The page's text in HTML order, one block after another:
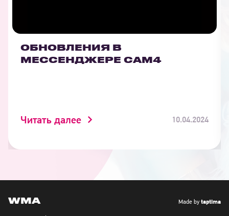
ОБНОВЛЕНИЯ В
МЕССЕНДЖЕРЕ САМ4
Читать далее 10.04.2024
WMA Made by taptima